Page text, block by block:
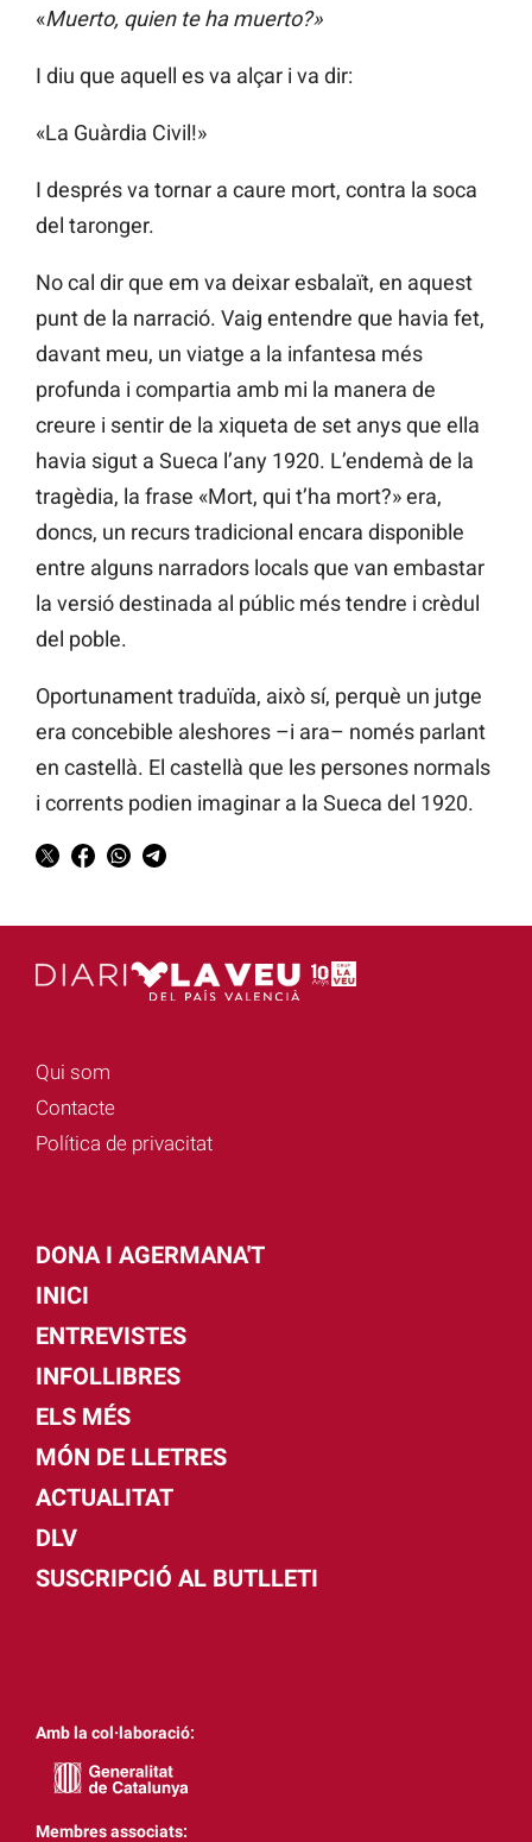
«Muerto, quien te ha muerto?»
I diu que aquell es va alçar i va dir:
«La Guàrdia Civil!»
I després va tornar a caure mort, contra la soca
del taronger.
No cal dir que em va deixar esbalaït, en aquest
punt de la narració. Vaig entendre que havia fet,
davant meu, un viatge a la infantesa més
profunda i compartia amb mi la manera de
creure i sentir de la xiqueta de set anys que ella
havia sigut a Sueca l’any 1920. L’endemà de la
tragèdia, la frase «Mort, qui t’ha mort?» era,
doncs, un recurs tradicional encara disponible
entre alguns narradors locals que van embastar
la versió destinada al públic més tendre i crèdul
del poble.
Oportunament traduïda, això sí, perquè un jutge
era concebible aleshores –i ara– només parlant
en castellà. El castellà que les persones normals
i corrents podien imaginar a la Sueca del 1920.
Qui som
Contacte
Política de privacitat
DONA I AGERMANA'T
INICI
ENTREVISTES
INFOLLIBRES
ELS MÉS
MÓN DE LLETRES
ACTUALITAT
DLV
SUSCRIPCIÓ AL BUTLLETI
Amb la col·laboració:
Membres associats: